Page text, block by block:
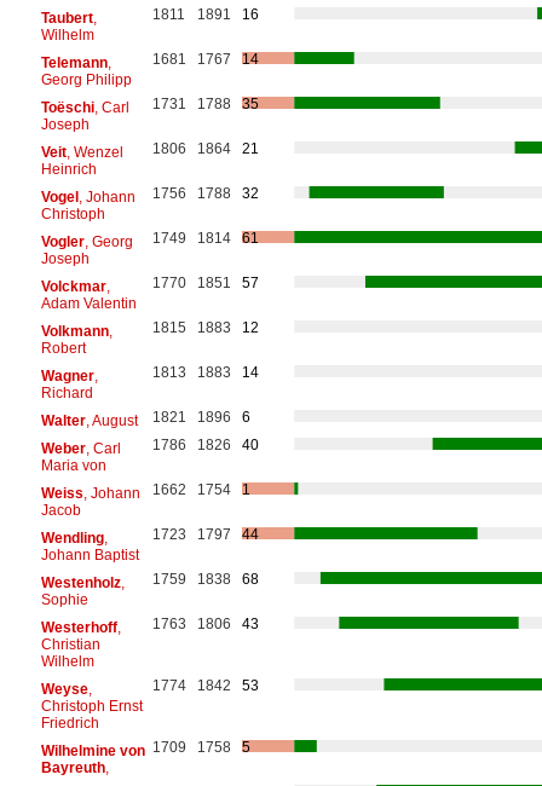
Taubert,
Wilhelm
1811 1891 16
Telemann,
Georg Philipp
1681 1767 14
Toëschi, Carl
Joseph
1731 1788 35
Veit, Wenzel
Heinrich
1806 1864 21
Vogel, Johann
Christoph
1756 1788 32
Vogler, Georg
Joseph
1749 1814 61
Volckmar,
Adam Valentin
1770 1851 57
Volkmann,
Robert
1815 1883 12
Wagner,
Richard
1813 1883 14
Walter, August 1821 1896
6
Weber, Carl
Maria von
1786 1826 40
Weiss , Johann
Jacob
1662 1754 1
Wendling,
Johann Baptist
1723 1797 44
Westenholz,
Sophie
1759 1838 68
Westerhoff,
Christian
Wilhelm
1763 1806 43
Weyse,
Christoph Ernst
Friedrich
1774 1842 53
Wilhelmine von
Bayreuth,
1709 1758 5